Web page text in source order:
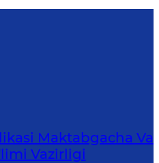
Maktabgacha Va
Vazirligi